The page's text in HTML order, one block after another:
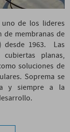
uno de los lideres
de membranas de
desde 1963. Las
planas,
soluciones de
Soprema se
y siempre a la